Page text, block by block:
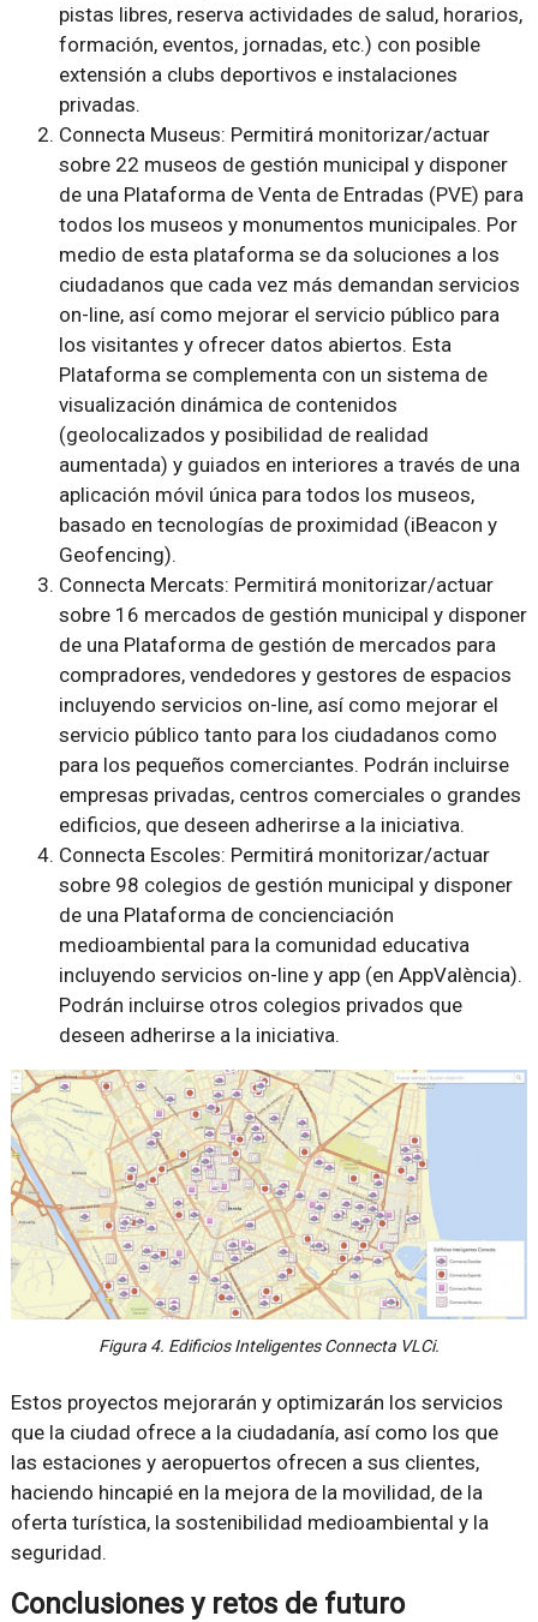
pistas libres, reserva actividades de salud, horarios,
formación, eventos, jornadas, etc.) con posible
extensión a clubs deportivos e instalaciones
privadas.
Connecta Museus: Permitirá monitorizar/actuar
sobre 22 museos de gestión municipal y disponer
de una Plataforma de Venta de Entradas (PVE) para
todos los museos y monumentos municipales. Por
medio de esta plataforma se da soluciones a los
ciudadanos que cada vez más demandan servicios
on-line, así como mejorar el servicio público para
los visitantes y ofrecer datos abiertos. Esta
Plataforma se complementa con un sistema de
visualización dinámica de contenidos
(geolocalizados y posibilidad de realidad
aumentada) y guiados en interiores a través de una
aplicación móvil única para todos los museos,
basado en tecnologías de proximidad (iBeacon y
Geofencing).
Connecta Mercats: Permitirá monitorizar/actuar
sobre 16 mercados de gestión municipal y disponer
de una Plataforma de gestión de mercados para
compradores, vendedores y gestores de espacios
incluyendo servicios on-line, así como mejorar el
servicio público tanto para los ciudadanos como
para los pequeños comerciantes. Podrán incluirse
empresas privadas, centros comerciales o grandes
edificios, que deseen adherirse a la iniciativa.
Connecta Escoles: Permitirá monitorizar/actuar
sobre 98 colegios de gestión municipal y disponer
de una Plataforma de concienciación
medioambiental para la comunidad educativa
incluyendo servicios on-line y app (en AppValència).
Podrán incluirse otros colegios privados que
deseen adherirse a la iniciativa.
Figura 4. Edificios Inteligentes Connecta VLCi.
Estos proyectos mejorarán y optimizarán los servicios
que la ciudad ofrece a la ciudadanía, así como los que
las estaciones y aeropuertos ofrecen a sus clientes,
haciendo hincapié en la mejora de la movilidad, de la
oferta turística, la sostenibilidad medioambiental y la
seguridad.
Conclusiones y retos de futuro